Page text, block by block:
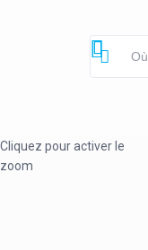
Cliquez pour activer le
zoom